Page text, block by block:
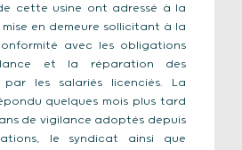
cette usine ont adressé à la
en demeure sollicitant à la
avec les obligations
et la réparation des
par les salariés licenciés. La
quelques mois plus tard
de vigilance adoptés depuis
le syndicat ainsi que